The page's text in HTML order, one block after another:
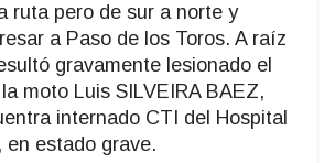
ruta pero de sur a norte y
a Paso de los Toros. A raíz
gravamente lesionado el
moto Luis SILVEIRA BAEZ,
internado CTI del Hospital
en estado grave.